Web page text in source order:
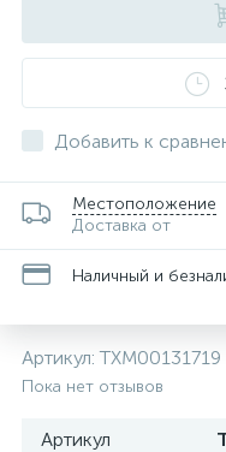
Добавить к
Местоположение
Доставка от
Наличный и
Артикул:ТХМ00131719
Пока нет отзывов
Артикул